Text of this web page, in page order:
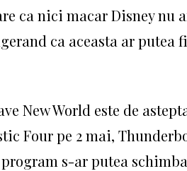
ca nici macar Disney nu
ca aceasta ar putea
New World este de
Four pe 2 mai,
program s-ar putea